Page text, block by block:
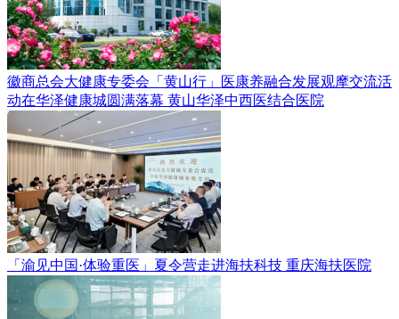
徽商总会大健康专委会「黄山行」医康养融合发展观摩交流活
动在华泽健康城圆满落幕 黄山华泽中西医结合医院
「渝见中国·体验重医」夏令营走进海扶科技 重庆海扶医院